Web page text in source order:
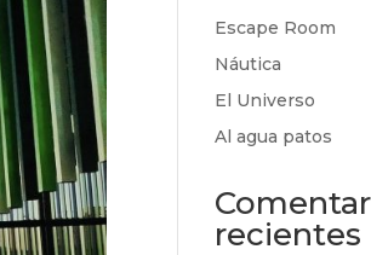
Escape Room
Náutica
El Universo
Al agua patos
recientes